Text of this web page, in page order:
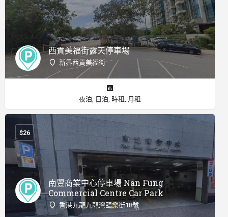
西貢美福街露天停車場
新界西貢美福街
夜泊, 日泊, 時租, 月租
南豐商業中心停車場 Nan Fung
Commercial Centre Car Park
香港九龍九龍灣臨樂街18號
$26